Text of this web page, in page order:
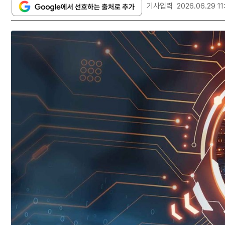
기사입력 2026.06.29